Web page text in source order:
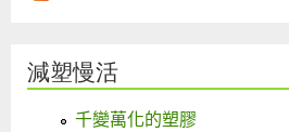
減塑慢活
千變萬化的塑膠